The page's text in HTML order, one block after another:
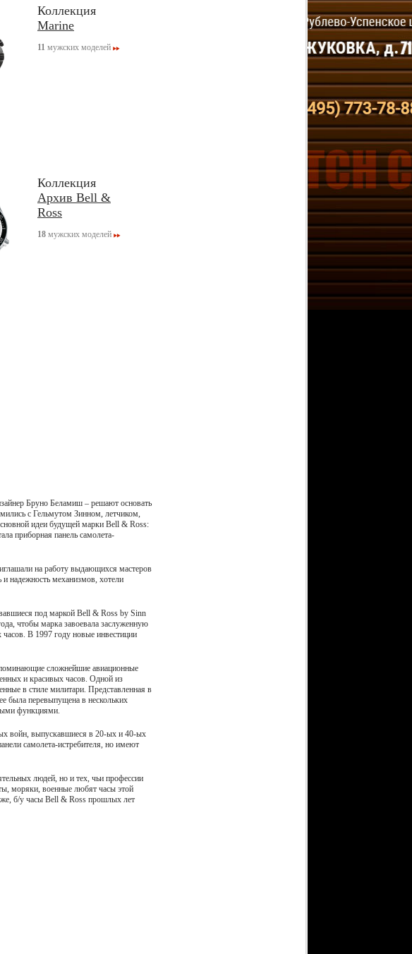
Коллекция
Marine
11 мужских моделей
Коллекция
Архив Bell &
Ross
18 мужских моделей
Бруно Беламиш – решают основать
с Гельмутом Зинном, летчиком,
идеи будущей марки Bell & Ross:
приборная панель самолета-
на работу выдающихся мастеров
надежность механизмов, хотели
под маркой Bell & Ross by Sinn
чтобы марка завоевала заслуженную
В 1997 году новые инвестиции
сложнейшие авиационные
и красивых часов. Одной из
в стиле милитари. Представленная в
была перевыпущена в нескольких
функциями.
войн, выпускавшиеся в 20-ых и 40-ых
самолета-истребителя, но имеют
людей, но и тех, чьи профессии
моряки, военные любят часы этой
б/у часы Bell & Ross прошлых лет